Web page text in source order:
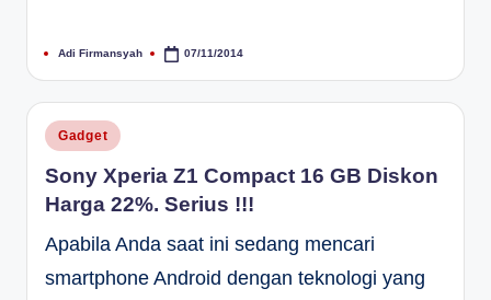
Posted
Adi Firmansyah 07/11/2014
Posted
in
Gadget
Sony Xperia Z1 Compact 16 GB Diskon
Harga 22%. Serius !!!
Apabila Anda saat ini sedang mencari
smartphone Android dengan teknologi yang